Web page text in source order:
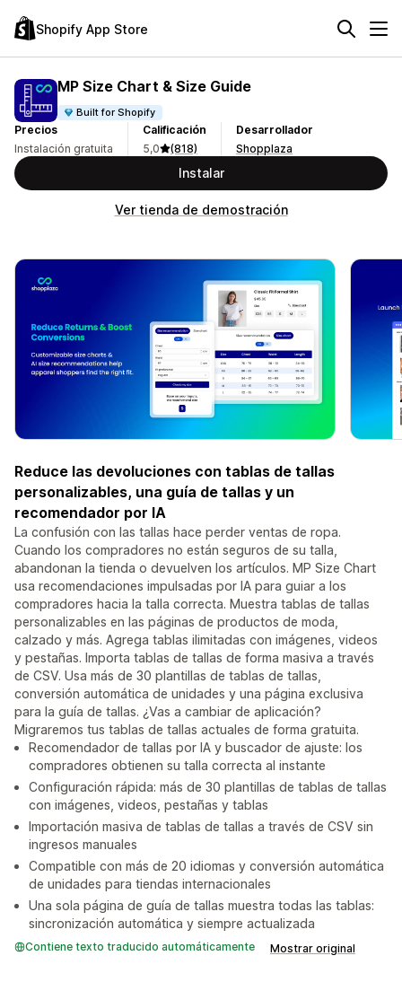
Shopify App Store
MP Size Chart & Size Guide
Built for Shopify
Precios
Instalación gratuita
Calificación
5,0
(818)
Desarrollador
Shopplaza
Instalar
Ver tienda de demostración
Reduce las devoluciones con tablas de tallas
personalizables, una guía de tallas y un
recomendador por IA
La confusión con las tallas hace perder ventas de ropa.
Cuando los compradores no están seguros de su talla,
abandonan la tienda o devuelven los artículos. MP Size Chart
usa recomendaciones impulsadas por IA para guiar a los
compradores hacia la talla correcta. Muestra tablas de tallas
personalizables en las páginas de productos de moda,
calzado y más. Agrega tablas ilimitadas con imágenes, videos
y pestañas. Importa tablas de tallas de forma masiva a través
de CSV. Usa más de 30 plantillas de tablas de tallas,
conversión automática de unidades y una página exclusiva
para la guía de tallas. ¿Vas a cambiar de aplicación?
Migraremos tus tablas de tallas actuales de forma gratuita.
Recomendador de tallas por IA y buscador de ajuste: los
compradores obtienen su talla correcta al instante
Configuración rápida: más de 30 plantillas de tablas de tallas
con imágenes, videos, pestañas y tablas
Importación masiva de tablas de tallas a través de CSV sin
ingresos manuales
Compatible con más de 20 idiomas y conversión automática
de unidades para tiendas internacionales
Una sola página de guía de tallas muestra todas las tablas:
sincronización automática y siempre actualizada
Contiene texto traducido automáticamente Mostrar original